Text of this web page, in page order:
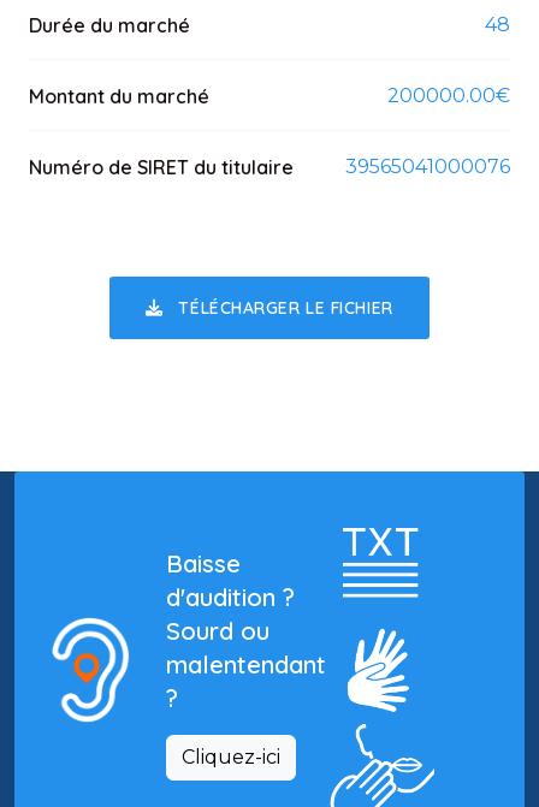
Durée du marché 48
Montant du marché 200000.00€
Numéro de SIRET du titulaire 39565041000076
TÉLÉCHARGER LE FICHIER
Baisse
d'audition ?
Sourd ou
malentendant
?
Cliquez-ici